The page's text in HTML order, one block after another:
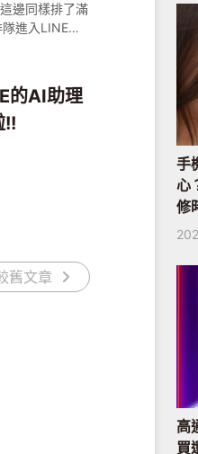
邊同樣排了滿
進入LINE
的AI助理
!!
舊文章
手
心
修
高
買